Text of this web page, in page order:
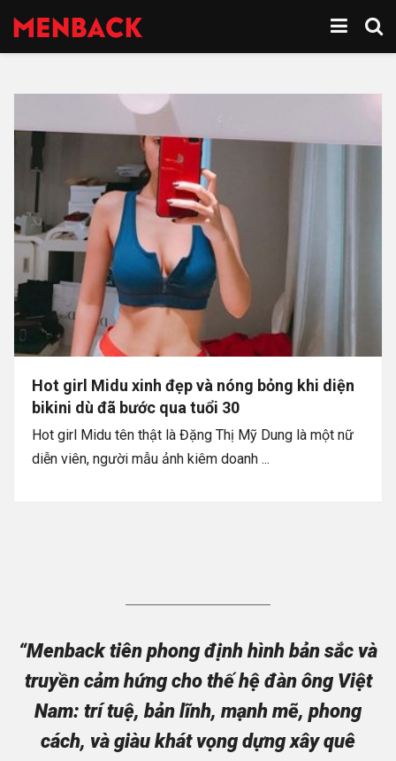
Hot girl Midu xinh đẹp và nóng bỏng khi diện
bikini dù đã bước qua tuổi 30
Hot girl Midu tên thật là Đặng Thị Mỹ Dung là một nữ
diễn viên, người mẫu ảnh kiêm doanh ...
“Menback tiên phong định hình bản sắc và
truyền cảm hứng cho thế hệ đàn ông Việt
Nam: trí tuệ, bản lĩnh, mạnh mẽ, phong
cách, và giàu khát vọng dựng xây quê